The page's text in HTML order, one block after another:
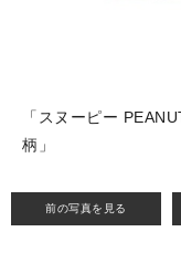
前の写真を見る
「スヌーピー
柄」